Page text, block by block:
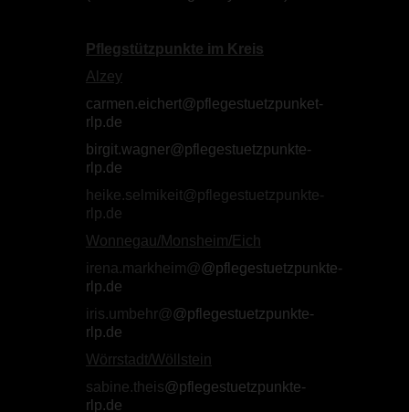
Pflegstützpunkte im Kreis
Alzey
carmen.eichert@pflegestuetzpunket-
rlp.de
birgit.wagner@pflegestuetzpunkte-
rlp.de
heike.selmikeit@pflegestuetzpunkte-
rlp.de
Wonnegau/Monsheim/Eich
irena.markheim@@pflegestuetzpunkte-
rlp.de
iris.umbehr@@pflegestuetzpunkte-
rlp.de
Wörrstadt/Wöllstein
sabine.theis@pflegestuetzpunkte-
rlp.de